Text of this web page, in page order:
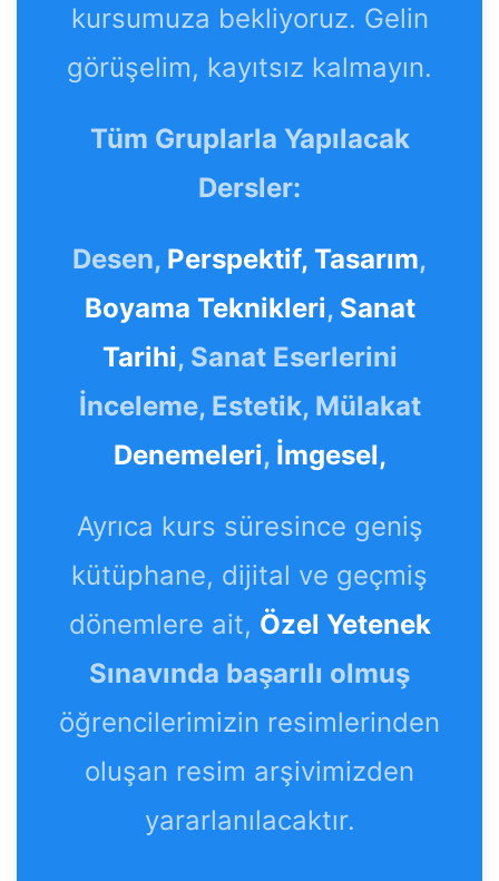
kursumuza bekliyoruz. Gelin
görüşelim, kayıtsız kalmayın.
Tüm Gruplarla Yapılacak
Dersler:
Desen, Perspektif, Tasarım,
Boyama Teknikleri, Sanat
Tarihi, Sanat Eserlerini
İnceleme, Estetik, Mülakat
Denemeleri, İmgesel,
Ayrıca kurs süresince geniş
kütüphane, dijital ve geçmiş
dönemlere ait, Özel Yetenek
Sınavında başarılı olmuş
öğrencilerimizin resimlerinden
oluşan resim arşivimizden
yararlanılacaktır.